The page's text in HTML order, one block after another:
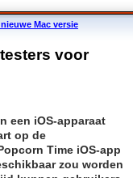
Mac versie
voor
een iOS-apparaat
op de
Time iOS-app
zou worden